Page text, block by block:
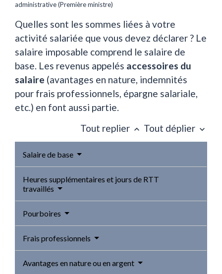
administrative (Première ministre)
Quelles sont les sommes liées à votre
activité salariée que vous devez déclarer ? Le
salaire imposable comprend le salaire de
base. Les revenus appelés accessoires du
salaire (avantages en nature, indemnités
pour frais professionnels, épargne salariale,
etc.) en font aussi partie.
Tout replier keyboard_arrow_up Tout déplier keyboard_arrow_down
Salaire de base
Heures supplémentaires et jours de RTT
travaillés
Pourboires
Frais professionnels
Avantages en nature ou en argent